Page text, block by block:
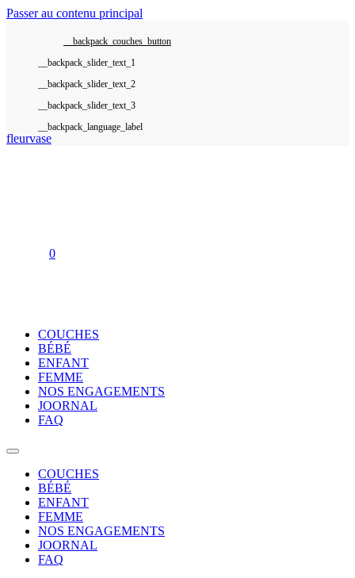
Passer au contenu principal
__backpack_couches_button
__backpack_language_label
0
COUCHES
BÉBÉ
ENFANT
FEMME
NOS ENGAGEMENTS
JOORNAL
FAQ
COUCHES
BÉBÉ
ENFANT
FEMME
NOS ENGAGEMENTS
JOORNAL
FAQ
fleurvase